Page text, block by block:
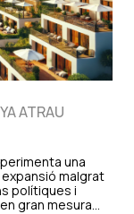
ATRAU
una
malgrat
polítiques i
gran mesura…